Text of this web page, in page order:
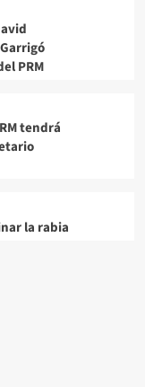
PRM
tendrá
la rabia